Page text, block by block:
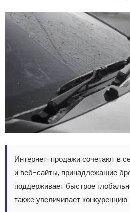
Интернет-продажи сочетают в
и веб-сайты, принадлежащие
поддерживает быстрое
также увеличивает конкуренцию